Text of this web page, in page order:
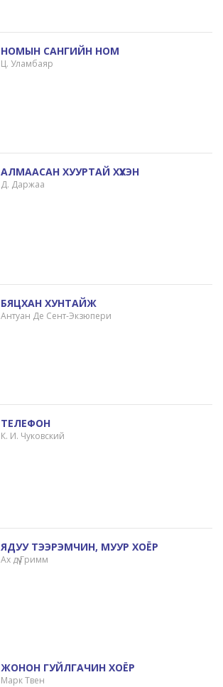
НОМЫН САНГИЙН НОМ
Ц. Уламбаяр
АЛМААСАН ХУУРТАЙ ХҮҮХЭН
Д. Даржаа
БЯЦХАН ХУНТАЙЖ
Антуан Де Сент-Экзюпери
ТЕЛЕФОН
К. И. Чуковский
ЯДУУ ТЭЭРЭМЧИН, МУУР ХОЁР
Ах дүү Гримм
ЖОНОН ГУЙЛГАЧИН ХОЁР
Марк Твен